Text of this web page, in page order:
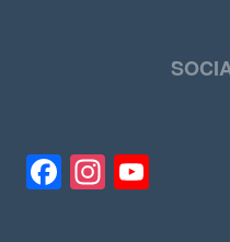
Facebook